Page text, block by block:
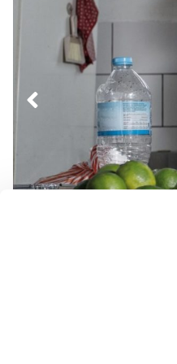
Πλοήγηση